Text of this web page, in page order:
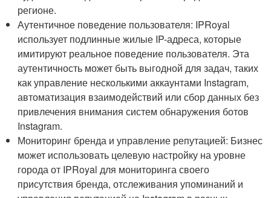
регионе.
Аутентичное поведение пользователя: IPRoyal
использует подлинные жилые IP-адреса, которые
имитируют реальное поведение пользователя. Эта
аутентичность может быть выгодной для задач, таких
как управление несколькими аккаунтами Instagram,
автоматизация взаимодействий или сбор данных без
привлечения внимания систем обнаружения ботов
Instagram.
Мониторинг бренда и управление репутацией: Бизнес
может использовать целевую настройку на уровне
города от IPRoyal для мониторинга своего
присутствия бренда, отслеживания упоминаний и